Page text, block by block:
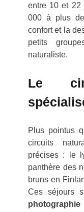
entre 10 et 22
000 à plus
confort et la
petits
naturaliste.
Le
Plus pointus
circuits
précises : le
panthère des
bruns en
Ces séjours
photographie